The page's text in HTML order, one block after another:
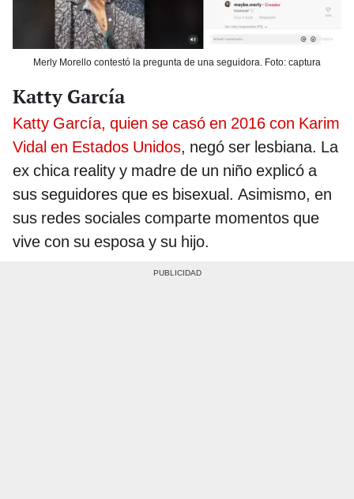
Merly Morello contestó la pregunta de una seguidora. Foto: captura
Katty García
Katty García, quien se casó en 2016 con Karim
Vidal en Estados Unidos, negó ser lesbiana. La
ex chica reality y madre de un niño explicó a
sus seguidores que es bisexual. Asimismo, en
sus redes sociales comparte momentos que
vive con su esposa y su hijo.